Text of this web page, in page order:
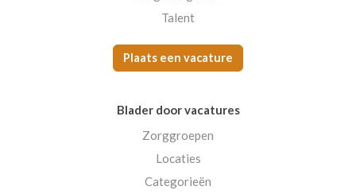
Talent
Plaats een vacature
Blader door vacatures
Zorggroepen
Locaties
Categorieën